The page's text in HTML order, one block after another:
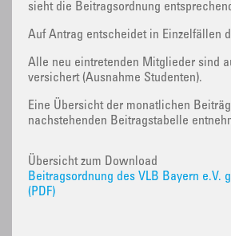
sieht die Beitragsordnung
Auf Antrag entscheidet in Einzelfällen
Alle neu eintretenden Mitglieder sind
versichert (Ausnahme Studenten).
Eine Übersicht der monatlichen
nachstehenden Beitragstabelle
Übersicht zum Download
Beitragsordnung des VLB Bayern e.V.
(PDF)